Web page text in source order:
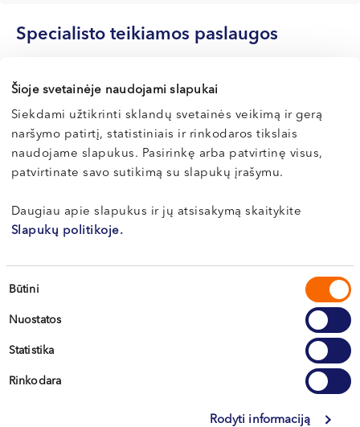
Šioje svetainėje naudojami slapukai
Siekdami užtikrinti sklandų svetainės veikimą ir gerą
naršymo patirtį, statistiniais ir rinkodaros tikslais
naudojame slapukus. Pasirinkę arba patvirtinę visus,
patvirtinate savo sutikimą su slapukų įrašymu.
Daugiau apie slapukus ir jų atsisakymą skaitykite
Slapukų politikoje.
Sutikimo
Būtini
Nuostatos
Statistika
Rinkodara
Rodyti informaciją
Specialisto teikiamos paslaugos
Konsultacijos ir tyrimai
Tyrimai atliekami tik kartu su gydytojo konsultacija
Paslaugos pavadinimas
Echoskopuotojo konsultacija
Skydliaukės echoskopija
Krūtų echoskopija
Pilvo aortos echoskopija 60 €
Pilvo organų echoskopija (kepenys, kasa, tulžies pūslė
80 €
kasa, tulžies pūslė ir latakai, blužnis, vartų vena)
80 €
Inkstų echoskopija (be šlapimo pūslės ir prostatos
64 €
90 €